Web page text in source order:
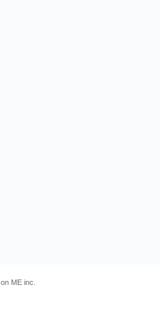
ME inc.